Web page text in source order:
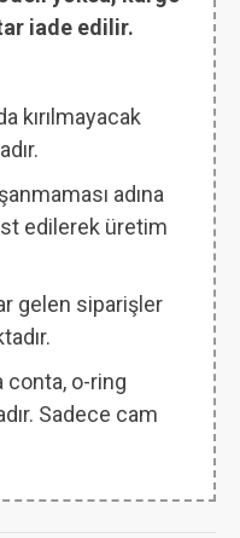
iade edilir.
kırılmayacak
adına
edilerek üretim
gelen siparişler
conta, o-ring
Sadece cam